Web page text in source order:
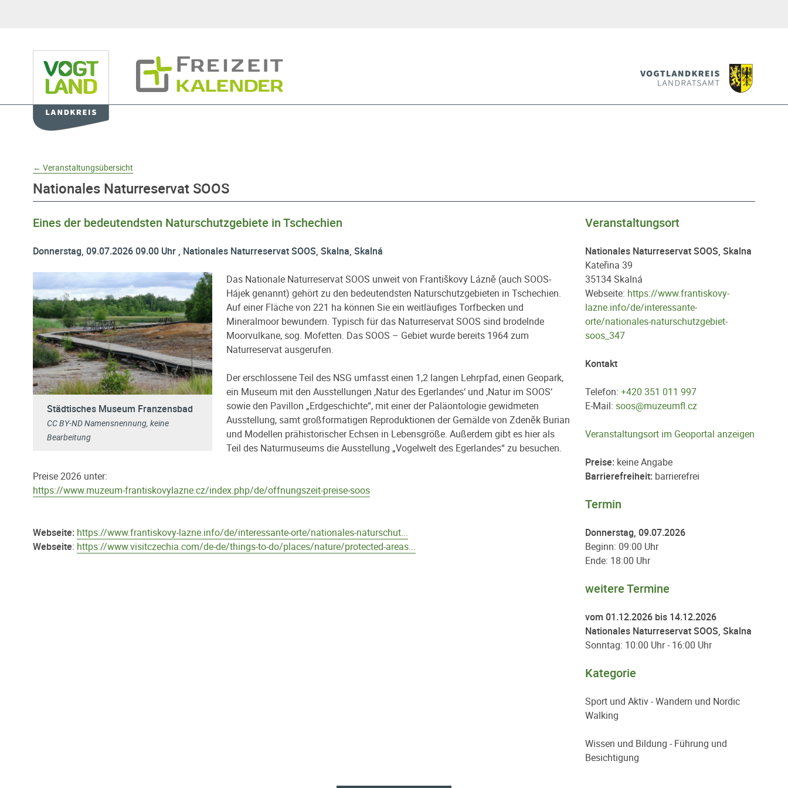
← Veranstaltungsübersicht
Nationales Naturreservat SOOS
Eines der bedeutendsten Naturschutzgebiete in Tschechien
Donnerstag, 09.07.2026 09.00 Uhr , Nationales Naturreservat SOOS, Skalna, Skalná
Städtisches Museum Franzensbad
CC BY-ND Namensnennung, keine
Bearbeitung
Das Nationale Naturreservat SOOS unweit von Františkovy Lázně (auch SOOS-
Hájek genannt) gehört zu den bedeutendsten Naturschutzgebieten in Tschechien.
Auf einer Fläche von 221 ha können Sie ein weitläufiges Torfbecken und
Mineralmoor bewundern. Typisch für das Naturreservat SOOS sind brodelnde
Moorvulkane, sog. Mofetten. Das SOOS – Gebiet wurde bereits 1964 zum
Naturreservat ausgerufen.
Der erschlossene Teil des NSG umfasst einen 1,2 langen Lehrpfad, einen Geopark,
ein Museum mit den Ausstellungen ‚Natur des Egerlandes‘ und ‚Natur im SOOS‘
sowie den Pavillon „Erdgeschichte“, mit einer der Paläontologie gewidmeten
Ausstellung, samt großformatigen Reproduktionen der Gemälde von Zdeněk Burian
und Modellen prähistorischer Echsen in Lebensgröße. Außerdem gibt es hier als
Teil des Naturmuseums die Ausstellung „Vogelwelt des Egerlandes“ zu besuchen.
Preise 2026 unter:
https://www.muzeum-frantiskovylazne.cz/index.php/de/offnungszeit-preise-soos
Webseite: https://www.frantiskovy-lazne.info/de/interessante-orte/nationales-naturschut...
Webseite: https://www.visitczechia.com/de-de/things-to-do/places/nature/protected-areas...
Veranstaltungsort
Nationales Naturreservat SOOS, Skalna
Kateřina 39
35134 Skalná
Webseite: https://www.frantiskovy-
lazne.info/de/interessante-
orte/nationales-naturschutzgebiet-
soos_347
Kontakt
Telefon: +420 351 011 997
E-Mail: soos@muzeumfl.cz
Veranstaltungsort im Geoportal anzeigen
Preise: keine Angabe
Barrierefreiheit: barrierefrei
Termin
Donnerstag, 09.07.2026
Beginn: 09:00 Uhr
Ende: 18:00 Uhr
weitere Termine
vom 01.12.2026 bis 14.12.2026
Nationales Naturreservat SOOS, Skalna
Sonntag: 10:00 Uhr - 16:00 Uhr
Kategorie
Sport und Aktiv - Wandern und Nordic
Walking
Wissen und Bildung - Führung und
Besichtigung